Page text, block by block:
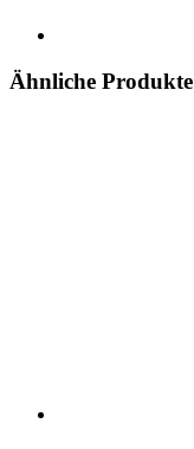
Ähnliche Produkte